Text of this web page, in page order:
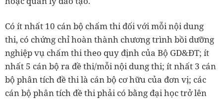
Có ít nhất 10 cán bộ chấm thi đối với mỗi nội dung
thi, có chứng chỉ hoàn thành chương trình bồi dưỡng
nghiệp vụ chấm thi theo quy định của Bộ GD&ĐT; ít
nhất 5 cán bộ ra đề thi/mỗi nội dung thi; ít nhất 3 cán
bộ phân tích đề thi là cán bộ cơ hữu của đơn vị; các
cán bộ phân tích đề thi phải có bằng đại học trở lên